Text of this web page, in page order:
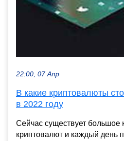
22:00, 07 Апр
В какие криптовалюты
в 2022 году
Сейчас существует большое
криптовалют и каждый день